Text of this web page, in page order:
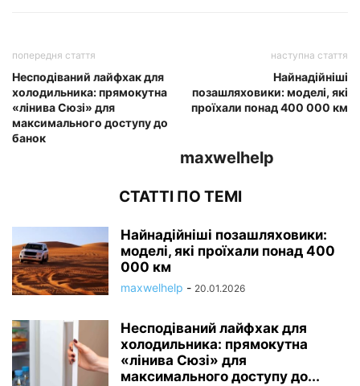
попередня стаття
Несподіваний лайфхак для
холодильника: прямокутна
«лінива Сюзі» для
максимального доступу до
банок
наступна стаття
Найнадійніші
позашляховики: моделі, які
проїхали понад 400 000 км
maxwelhelp
СТАТТІ ПО ТЕМІ
Найнадійніші позашляховики:
моделі, які проїхали понад 400
000 км
maxwelhelp - 20.01.2026
Несподіваний лайфхак для
холодильника: прямокутна
«лінива Сюзі» для
максимального доступу до...